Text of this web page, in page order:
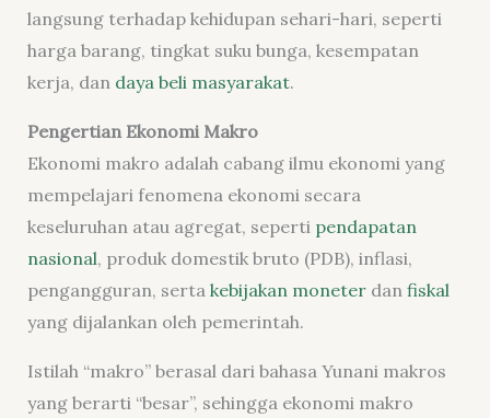
langsung terhadap kehidupan sehari-hari, seperti
harga barang, tingkat suku bunga, kesempatan
kerja, dan daya beli masyarakat.
Pengertian Ekonomi Makro
Ekonomi makro adalah cabang ilmu ekonomi yang
mempelajari fenomena ekonomi secara
keseluruhan atau agregat, seperti pendapatan
nasional, produk domestik bruto (PDB), inflasi,
pengangguran, serta kebijakan moneterdan fiskal
yang dijalankan oleh pemerintah.
Istilah “makro” berasal dari bahasa Yunani makros
yang berarti “besar”, sehingga ekonomi makro